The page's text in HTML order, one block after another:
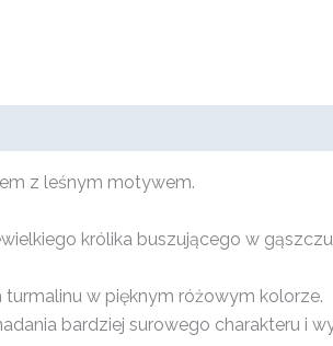
z leśnym motywem.
królika buszującego w
w pięknym różowym kolorze.
bardziej surowego charakteru i